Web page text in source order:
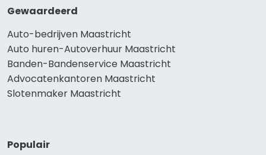
Gewaardeerd
Auto-bedrijven Maastricht
Auto huren-Autoverhuur Maastricht
Banden-Bandenservice Maastricht
Advocatenkantoren Maastricht
Slotenmaker Maastricht
Populair